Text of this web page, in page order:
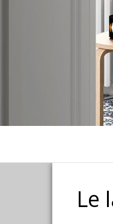
Le